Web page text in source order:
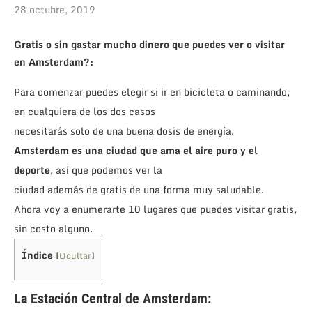
28 octubre, 2019
Gratis o sin gastar mucho dineroque puedes ver o visitar
en Amsterdam?:
Para comenzar puedes elegir si ir en bicicleta o caminando,
en cualquiera de los dos casos
necesitarás solo de una buena dosis de energía.
Amsterdam es una ciudad que amael aire puro y el
deporte, así que podemos ver la
ciudad además de gratis de una forma muy saludable.
Ahora voy a enumerarte 10 lugares que puedes visitar gratis,
sin costo alguno.
Índice [Ocultar]
La Estación Central de Amsterdam: